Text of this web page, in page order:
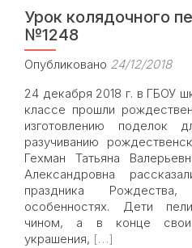
Урок колядочного
№1248
Опубликовано 24/12/2018
24 декабря 2018 г. в ГБОУ
классе прошли
изготовлению поделок
разучиванию
Гехман Татьяна
Александровна
праздника
особенностях. Дети
чином, а в конце
украшения, Read
[…]